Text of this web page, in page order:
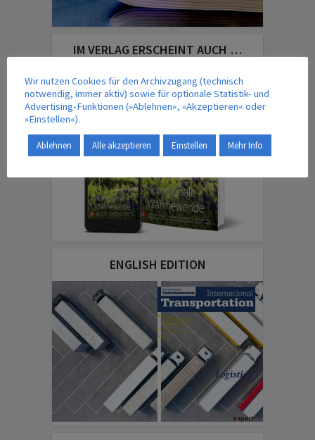
IM VERLAG ERSCHEINT AUCH …
ENGLISH EDITION
Wir nutzen Cookies für den Archivzugang (technisch
notwendig, immer aktiv) sowie für optionale Statistik- und
Advertising-Funktionen (»Ablehnen«, »Akzeptieren« oder
»Einstellen«).
Ablehnen Alle akzeptieren Einstellen Mehr Info